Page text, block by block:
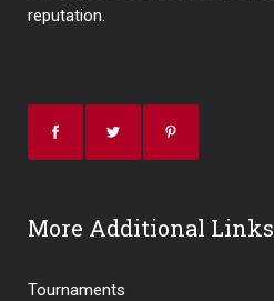
reputation.
More Additional Links
Tournaments